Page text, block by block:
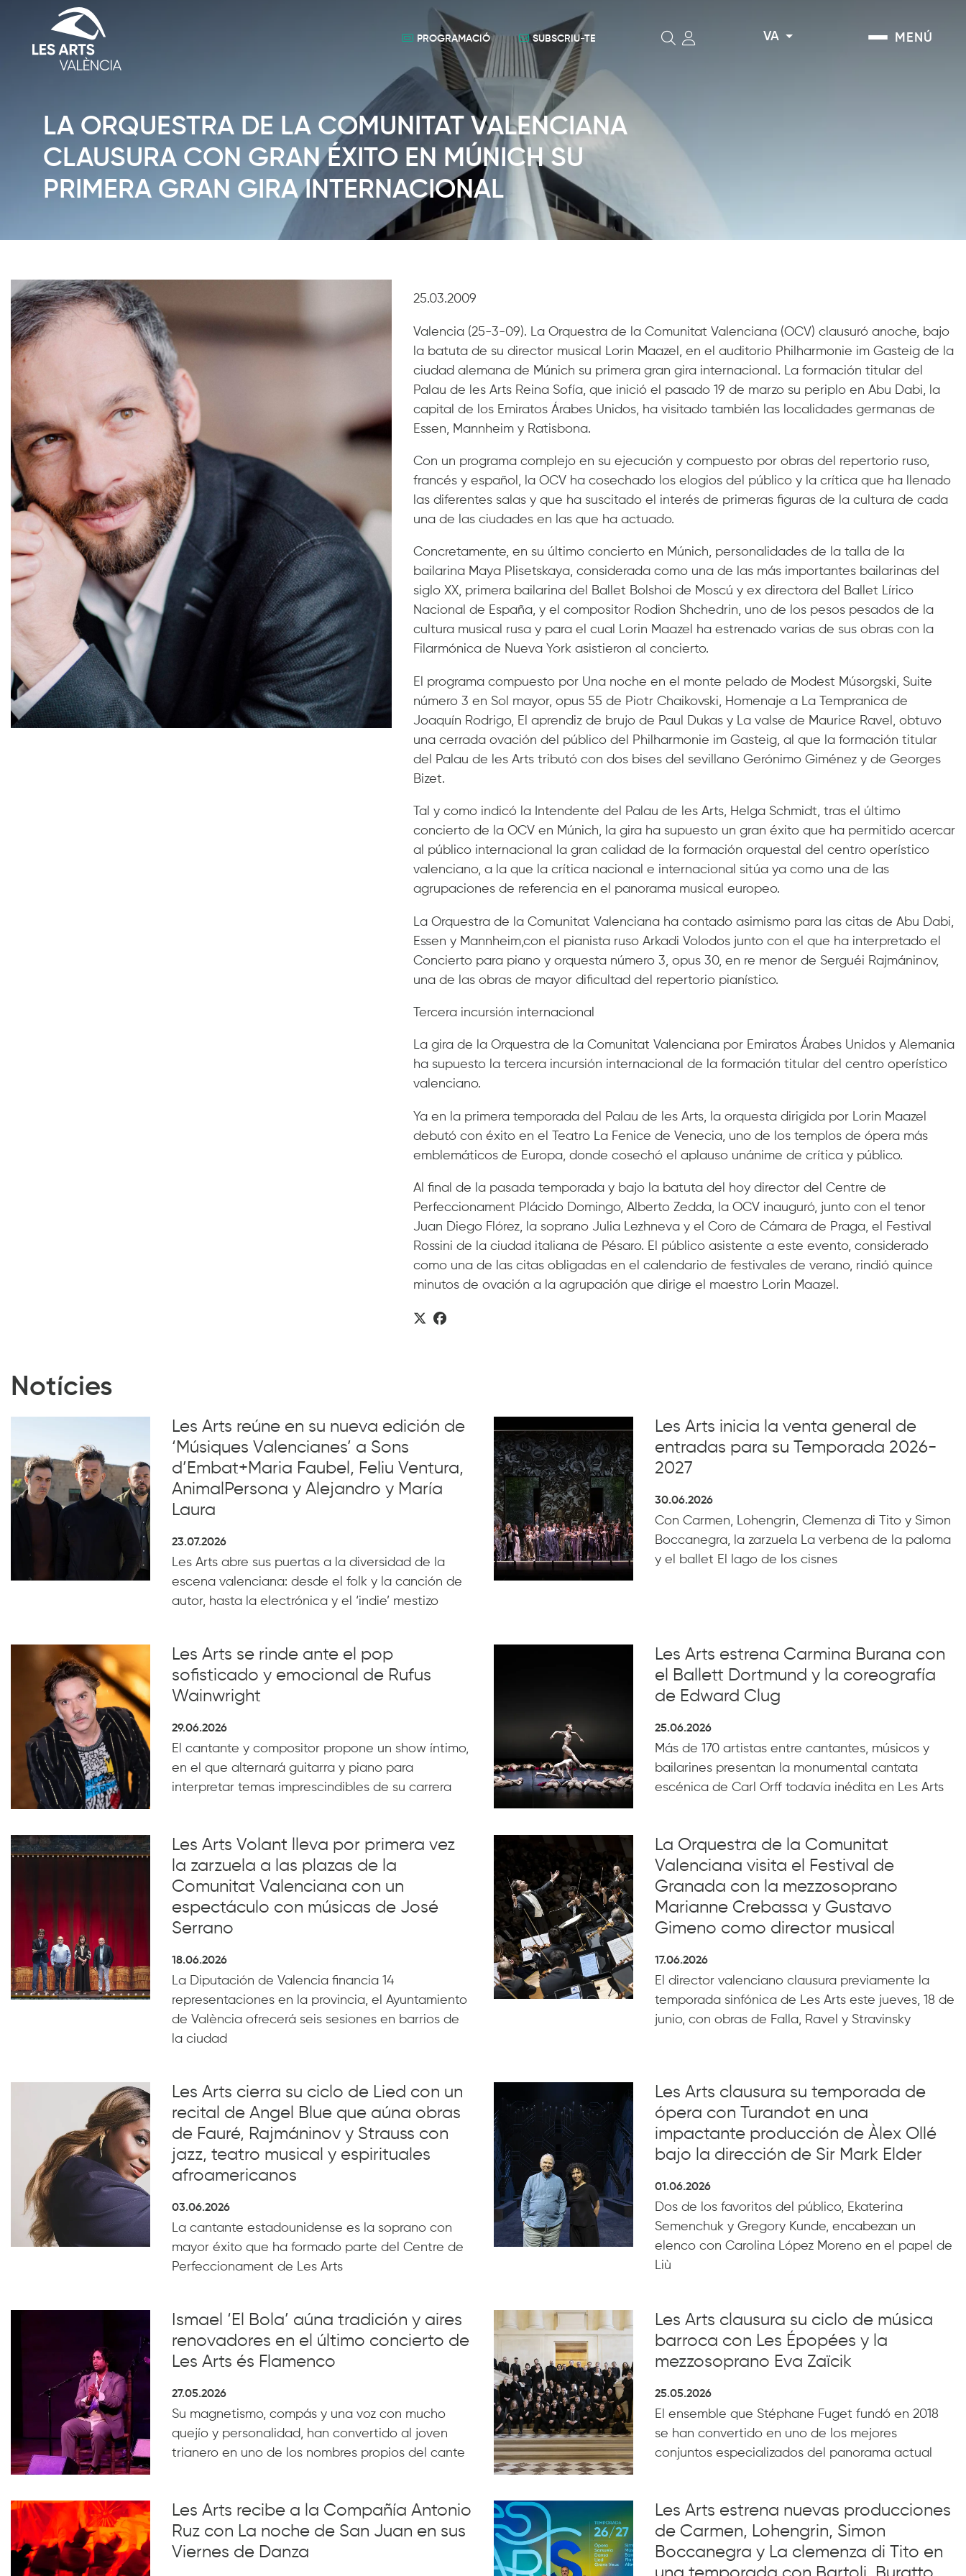
MENÚ
VA
SUBSCRIU-TE
PROGRAMACIÓ
LA ORQUESTRA DE LA COMUNITAT VALENCIANA
CLAUSURA CON GRAN ÉXITO EN MÚNICH SU
PRIMERA GRAN GIRA INTERNACIONAL
25.03.2009
Valencia (25-3-09). La Orquestra de la Comunitat Valenciana (OCV) clausuró anoche, bajo
la batuta de su director musical Lorin Maazel, en el auditorio Philharmonie im Gasteig de la
ciudad alemana de Múnich su primera gran gira internacional. La formación titular del
Palau de les Arts Reina Sofía, que inició el pasado 19 de marzo su periplo en Abu Dabi, la
capital de los Emiratos Árabes Unidos, ha visitado también las localidades germanas de
Essen, Mannheim y Ratisbona.
Con un programa complejo en su ejecución y compuesto por obras del repertorio ruso,
francés y español, la OCV ha cosechado los elogios del público y la crítica que ha llenado
las diferentes salas y que ha suscitado el interés de primeras figuras de la cultura de cada
una de las ciudades en las que ha actuado.
Concretamente, en su último concierto en Múnich, personalidades de la talla de la
bailarina Maya Plisetskaya, considerada como una de las más importantes bailarinas del
siglo XX, primera bailarina del Ballet Bolshoi de Moscú y ex directora del Ballet Lírico
Nacional de España, y el compositor Rodion Shchedrin, uno de los pesos pesados de la
cultura musical rusa y para el cual Lorin Maazel ha estrenado varias de sus obras con la
Filarmónica de Nueva York asistieron al concierto.
El programa compuesto por Una noche en el monte pelado de Modest Músorgski, Suite
número 3 en Sol mayor, opus 55 de Piotr Chaikovski, Homenaje a La Tempranica de
Joaquín Rodrigo, El aprendiz de brujo de Paul Dukas y La valse de Maurice Ravel, obtuvo
una cerrada ovación del público del Philharmonie im Gasteig, al que la formación titular
del Palau de les Arts tributó con dos bises del sevillano Gerónimo Giménez y de Georges
Bizet.
Tal y como indicó la Intendente del Palau de les Arts, Helga Schmidt, tras el último
concierto de la OCV en Múnich, la gira ha supuesto un gran éxito que ha permitido acercar
al público internacional la gran calidad de la formación orquestal del centro operístico
valenciano, a la que la crítica nacional e internacional sitúa ya como una de las
agrupaciones de referencia en el panorama musical europeo.
La Orquestra de la Comunitat Valenciana ha contado asimismo para las citas de Abu Dabi,
Essen y Mannheim,con el pianista ruso Arkadi Volodos junto con el que ha interpretado el
Concierto para piano y orquesta número 3, opus 30, en re menor de Serguéi Rajmáninov,
una de las obras de mayor dificultad del repertorio pianístico.
Tercera incursión internacional
La gira de la Orquestra de la Comunitat Valenciana por Emiratos Árabes Unidos y Alemania
ha supuesto la tercera incursión internacional de la formación titular del centro operístico
valenciano.
Ya en la primera temporada del Palau de les Arts, la orquesta dirigida por Lorin Maazel
debutó con éxito en el Teatro La Fenice de Venecia, uno de los templos de ópera más
emblemáticos de Europa, donde cosechó el aplauso unánime de crítica y público.
Al final de la pasada temporada y bajo la batuta del hoy director del Centre de
Perfeccionament Plácido Domingo, Alberto Zedda, la OCV inauguró, junto con el tenor
Juan Diego Flórez, la soprano Julia Lezhneva y el Coro de Cámara de Praga, el Festival
Rossini de la ciudad italiana de Pésaro. El público asistente a este evento, considerado
como una de las citas obligadas en el calendario de festivales de verano, rindió quince
minutos de ovación a la agrupación que dirige el maestro Lorin Maazel.
Notícies
Les Arts reúne en su nueva edición de
‘Músiques Valencianes’ a Sons
d’Embat+Maria Faubel, Feliu Ventura,
AnimalPersona y Alejandro y María
Laura
23.07.2026
Les Arts abre sus puertas a la diversidad de la
escena valenciana: desde el folk y la canción de
autor, hasta la electrónica y el ‘indie’ mestizo
Les Arts inicia la venta general de
entradas para su Temporada 2026-
2027
30.06.2026
Con Carmen, Lohengrin, Clemenza di Tito y Simon
Boccanegra, la zarzuela La verbena de la paloma
y el ballet El lago de los cisnes
Les Arts se rinde ante el pop
sofisticado y emocional de Rufus
Wainwright
29.06.2026
El cantante y compositor propone un show íntimo,
en el que alternará guitarra y piano para
interpretar temas imprescindibles de su carrera
Les Arts estrena Carmina Burana con
el Ballett Dortmund y la coreografía
de Edward Clug
25.06.2026
Más de 170 artistas entre cantantes, músicos y
bailarines presentan la monumental cantata
escénica de Carl Orff todavía inédita en Les Arts
Les Arts Volant lleva por primera vez
la zarzuela a las plazas de la
Comunitat Valenciana con un
espectáculo con músicas de José
Serrano
18.06.2026
La Diputación de Valencia financia 14
representaciones en la provincia, el Ayuntamiento
de València ofrecerá seis sesiones en barrios de
la ciudad
La Orquestra de la Comunitat
Valenciana visita el Festival de
Granada con la mezzosoprano
Marianne Crebassa y Gustavo
Gimeno como director musical
17.06.2026
El director valenciano clausura previamente la
temporada sinfónica de Les Arts este jueves, 18 de
junio, con obras de Falla, Ravel y Stravinsky
Les Arts cierra su ciclo de Lied con un
recital de Angel Blue que aúna obras
de Fauré, Rajmáninov y Strauss con
jazz, teatro musical y espirituales
afroamericanos
03.06.2026
La cantante estadounidense es la soprano con
mayor éxito que ha formado parte del Centre de
Perfeccionament de Les Arts
Les Arts clausura su temporada de
ópera con Turandot en una
impactante producción de Àlex Ollé
bajo la dirección de Sir Mark Elder
01.06.2026
Dos de los favoritos del público, Ekaterina
Semenchuk y Gregory Kunde, encabezan un
elenco con Carolina López Moreno en el papel de
Liù
Ismael ‘El Bola’ aúna tradición y aires
renovadores en el último concierto de
Les Arts és Flamenco
27.05.2026
Su magnetismo, compás y una voz con mucho
quejío y personalidad, han convertido al joven
trianero en uno de los nombres propios del cante
Les Arts clausura su ciclo de música
barroca con Les Épopées y la
mezzosoprano Eva Zaïcik
25.05.2026
El ensemble que Stéphane Fuget fundó en 2018
se han convertido en uno de los mejores
conjuntos especializados del panorama actual
Les Arts recibe a la Compañía Antonio
Ruz con La noche de San Juan en sus
Viernes de Danza
Les Arts estrena nuevas producciones
de Carmen, Lohengrin, Simon
Boccanegra y La clemenza di Tito en